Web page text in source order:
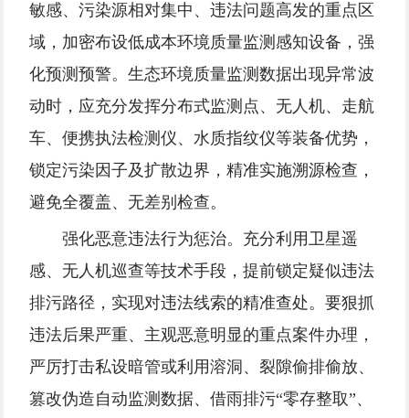
敏感、污染源相对集中、违法问题高发的重点区
域，加密布设低成本环境质量监测感知设备，强
化预测预警。生态环境质量监测数据出现异常波
动时，应充分发挥分布式监测点、无人机、走航
车、便携执法检测仪、水质指纹仪等装备优势，
锁定污染因子及扩散边界，精准实施溯源检查，
避免全覆盖、无差别检查。
强化恶意违法行为惩治。充分利用卫星遥
感、无人机巡查等技术手段，提前锁定疑似违法
排污路径，实现对违法线索的精准查处。要狠抓
违法后果严重、主观恶意明显的重点案件办理，
严厉打击私设暗管或利用溶洞、裂隙偷排偷放、
篡改伪造自动监测数据、借雨排污“零存整取”、